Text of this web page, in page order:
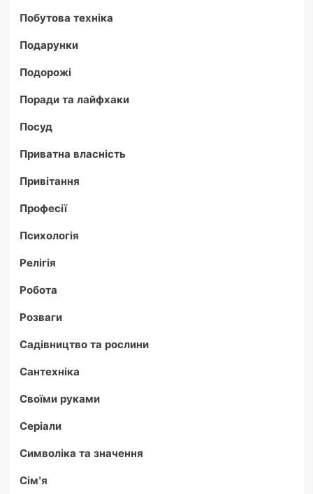
Побутова техніка
Подарунки
Подорожі
Поради та лайфхаки
Посуд
Приватна власність
Привітання
Професії
Психологія
Релігія
Робота
Розваги
Садівництво та рослини
Сантехніка
Своїми руками
Серіали
Символіка та значення
Сім'я